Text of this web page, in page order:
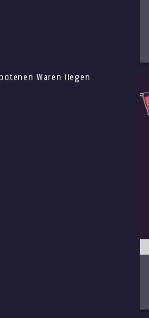
Waren liegen